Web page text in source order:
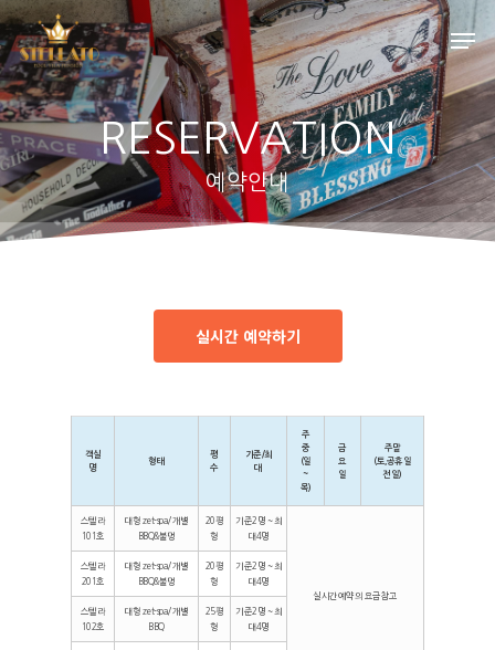
Hit enter to search or ESC to close
RESERVATION
예약안내
실시간 예약하기
객실
명
형태
평
수
기준/최
대
주
중
(일
~
목)
금
요
일
주말
(토,공휴일
전일)
스텔라
101호
대형 zet-spa/개별
BBQ&불멍
20평
형
기준2명 ~ 최
대4명
실시간예약의 요금참고
스텔라
201호
대형 zet-spa/개별
BBQ&불멍
20평
형
기준2명 ~ 최
대4명
스텔라
102호
대형 zet-spa/개별
BBQ
25평
형
기준2명 ~ 최
대4명